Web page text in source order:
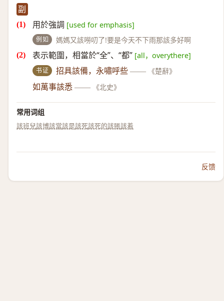
副
用於強調 [used for emphasis]
例如 媽媽又該嘮叨了!要是今天不下雨那該多好啊
表示範圍，相當於“全”、“都” [all，overythere]
书证 招具該備，永嘯呼些 —— 《楚辭》
如萬事該悉 —— 《北史》
常用词组
該班兒該博該當該是該死該死的該賬該着
反馈